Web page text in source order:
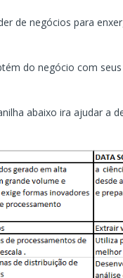
de negócios para
do negócio com
abaixo ira ajudar a